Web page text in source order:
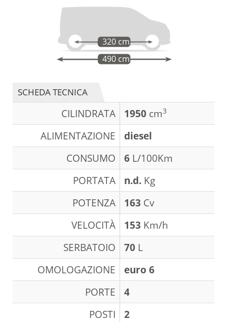
490 cm
320 cm
SCHEDA TECNICA
CILINDRATA 1950 cm3
ALIMENTAZIONE
diesel
CONSUMO
6 L/100Km
PORTATA
n.d. Kg
POTENZA
163 Cv
VELOCITÀ
153 Km/h
SERBATOIO
70 L
OMOLOGAZIONE
euro 6
PORTE
4
POSTI
2